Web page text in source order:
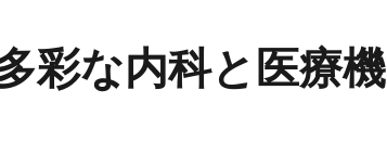
彩な内科と医療機